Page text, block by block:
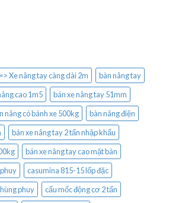
=> Xe nâng tay càng dài 2m
bàn nâng tay
cao 1m5
bán xe nâng tay 51mm
nâng có bánh xe 500kg
bàn nâng điện
bán xe nâng tay 2 tấn nhập khẩu
bán xe nâng tay cao mặt bàn
casumina 815-15 lốp đặc
phuy
cẩu mốc động cơ 2 tấn